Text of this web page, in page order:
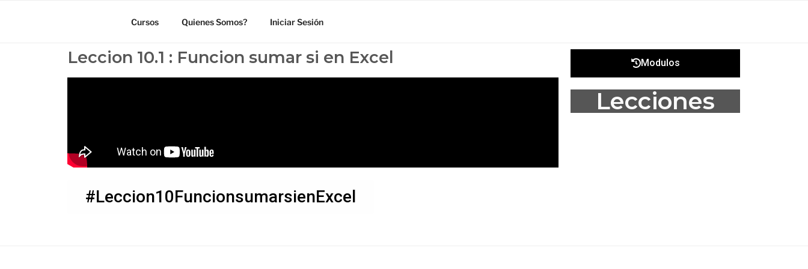
Cursos Quienes Somos? Iniciar Sesión
Leccion 10.1 : Funcion sumar si en Excel
#Leccion10FuncionsumarsienExcel
Modulos
Lecciones